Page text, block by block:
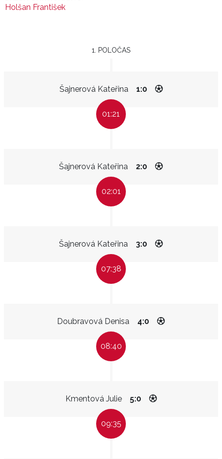
Holšan František
1. POLOČAS
Šajnerová Kateřina 1:0
01:21
Šajnerová Kateřina 2:0
02:01
Šajnerová Kateřina 3:0
07:38
Doubravová Denisa 4:0
08:40
Kmentová Julie 5:0
09:35